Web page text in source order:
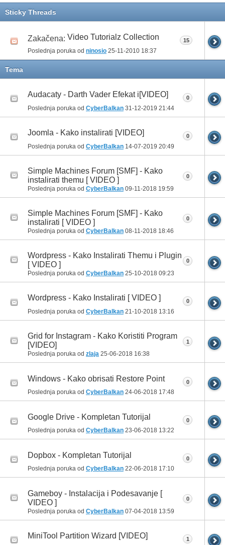
11
Sticky Threads
Zakačena: Video Tutorialz Collection
Poslednja poruka od ninosio 25-11-2010 18:37
15
Tema
Audacaty - Darth Vader Efekat i[VIDEO]
Poslednja poruka od CyberBalkan 31-12-2019 21:44
0
Joomla - Kako instalirati [VIDEO]
Poslednja poruka od CyberBalkan 14-07-2019 20:49
0
Simple Machines Forum [SMF] - Kako
instalirati themu [ VIDEO ]
Poslednja poruka od CyberBalkan 09-11-2018 19:59
0
Simple Machines Forum [SMF] - Kako
instalirati [ VIDEO ]
Poslednja poruka od CyberBalkan 08-11-2018 18:46
0
Wordpress - Kako Instalirati Themu i Plugin
[ VIDEO ]
Poslednja poruka od CyberBalkan 25-10-2018 09:23
0
Wordpress - Kako Instalirati [ VIDEO ]
Poslednja poruka od CyberBalkan 21-10-2018 13:16
0
Grid for Instagram - Kako Koristiti Program
[VIDEO]
Poslednja poruka od zlaja 25-06-2018 16:38
1
Windows - Kako obrisati Restore Point
Poslednja poruka od CyberBalkan 24-06-2018 17:48
0
Google Drive - Kompletan Tutorijal
Poslednja poruka od CyberBalkan 23-06-2018 13:22
0
Dopbox - Kompletan Tutorijal
Poslednja poruka od CyberBalkan 22-06-2018 17:10
0
Gameboy - Instalacija i Podesavanje [
VIDEO ]
Poslednja poruka od CyberBalkan 07-04-2018 13:59
0
MiniTool Partition Wizard [VIDEO] 1